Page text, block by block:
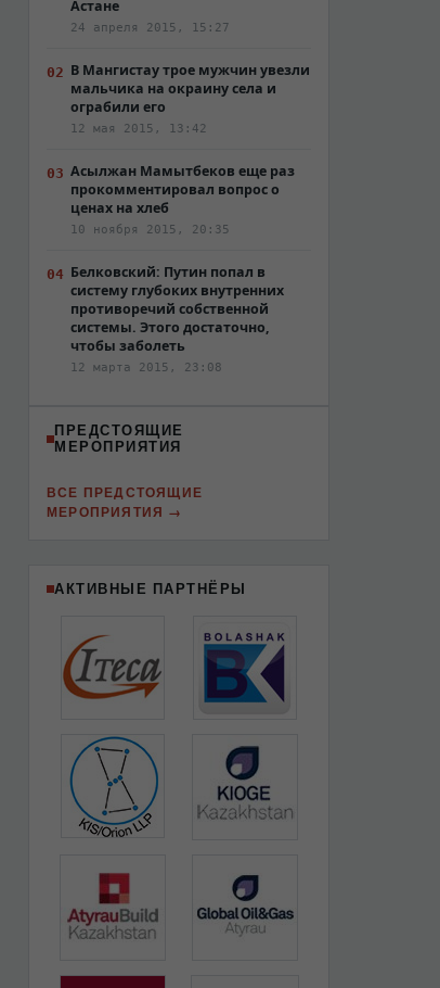
Астане
24 апреля 2015, 15:27
В Мангистау трое мужчин увезли
мальчика на окраину села и
ограбили его
12 мая 2015, 13:42
Асылжан Мамытбеков еще раз
прокомментировал вопрос о
ценах на хлеб
10 ноября 2015, 20:35
Белковский: Путин попал в
систему глубоких внутренних
противоречий собственной
системы. Этого достаточно,
чтобы заболеть
12 марта 2015, 23:08
ПРЕДСТОЯЩИЕ
МЕРОПРИЯТИЯ
ВСЕ ПРЕДСТОЯЩИЕ
МЕРОПРИЯТИЯ
АКТИВНЫЕ ПАРТНЁРЫ